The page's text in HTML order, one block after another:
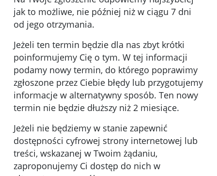
jak to możliwe, nie później niż w ciągu 7 dni
od jego otrzymania.
Jeżeli ten termin będzie dla nas zbyt krótki
poinformujemy Cię o tym. W tej informacji
podamy nowy termin, do którego poprawimy
zgłoszone przez Ciebie błędy lub przygotujemy
informacje w alternatywny sposób. Ten nowy
termin nie będzie dłuższy niż 2 miesiące.
Jeżeli nie będziemy w stanie zapewnić
dostępności cyfrowej strony internetowej lub
treści, wskazanej w Twoim żądaniu,
zaproponujemy Ci dostęp do nich w